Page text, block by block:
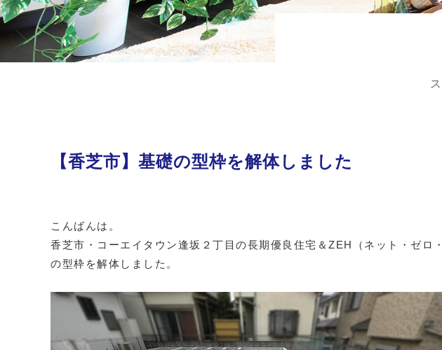
【香芝市】基礎の型枠を解体しました
こんばんは。
香芝市・コーエイタウン逢坂２丁目の長期優良住宅＆ZEH（ネット・ゼロ
の型枠を解体しました。